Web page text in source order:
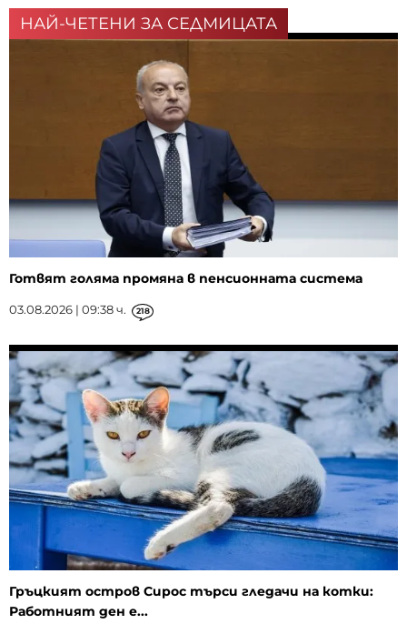
НАЙ-ЧЕТЕНИ ЗА СЕДМИЦАТА
Готвят голяма промяна в пенсионната система
03.08.2026 | 09:38 ч. 218
Гръцкият остров Сирос търси гледачи на котки:
Работният ден е...